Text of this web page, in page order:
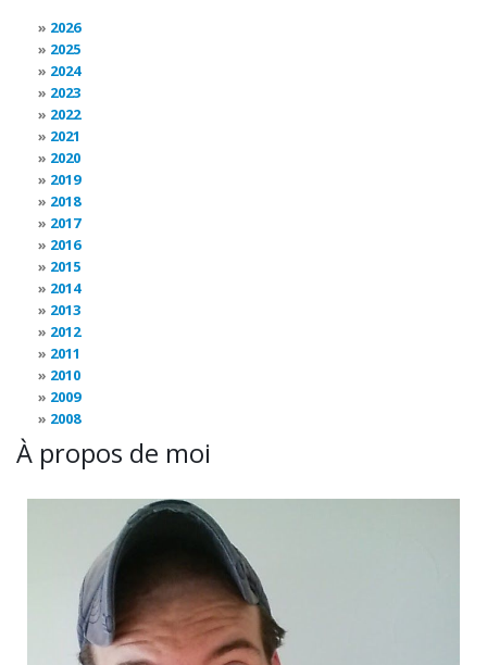
2026
2025
2024
2023
2022
2021
2020
2019
2018
2017
2016
2015
2014
2013
2012
2011
2010
2009
2008
À propos de moi